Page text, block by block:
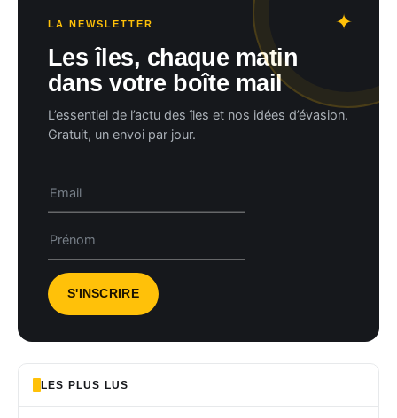
LA NEWSLETTER
Les îles, chaque matin
dans votre boîte mail
L’essentiel de l’actu des îles et nos idées d’évasion.
Gratuit, un envoi par jour.
LES PLUS LUS